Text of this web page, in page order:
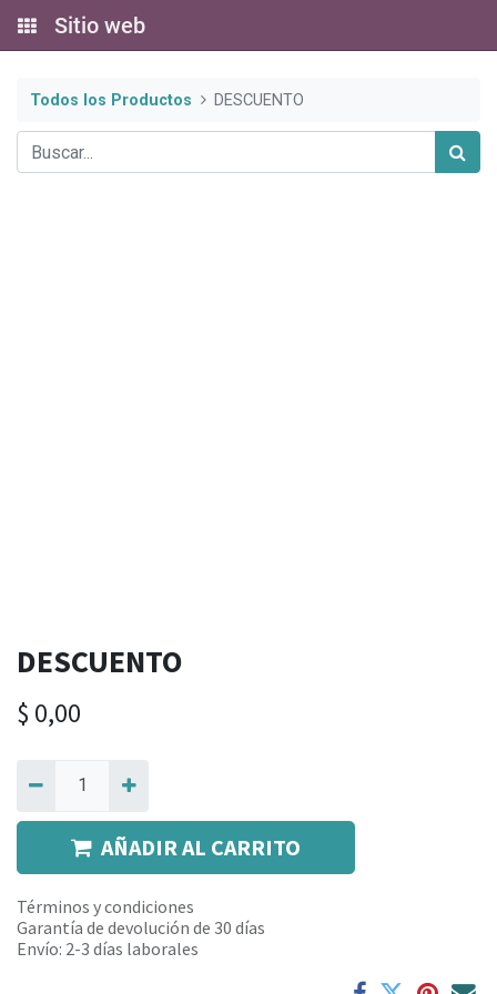
Sitio web
Todos los Productos DESCUENTO
DESCUENTO
$ 0,00
AÑADIR AL CARRITO
Términos y condiciones
Garantía de devolución de 30 días
Envío: 2-3 días laborales